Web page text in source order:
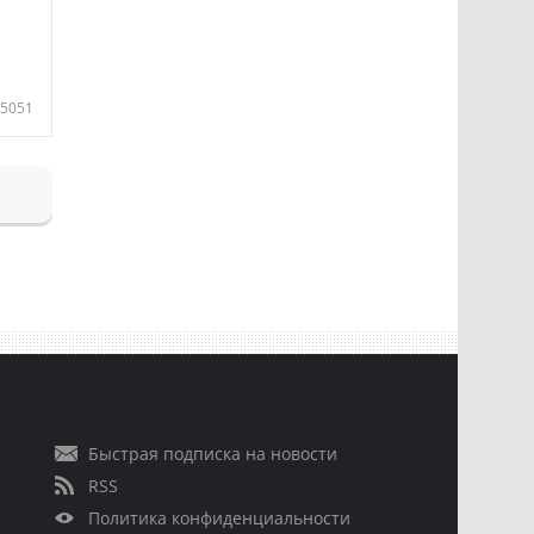
5051
Быстрая подписка на новости
RSS
Политика конфиденциальности